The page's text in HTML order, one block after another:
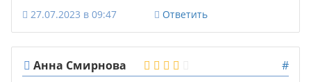
27.07.2023 в 09:47 Ответить
Анна Смирнова
#